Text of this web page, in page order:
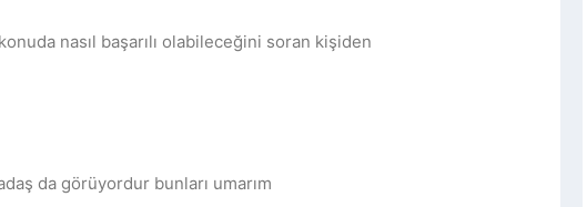
nasıl başarılı olabileceğini soran kişiden
da görüyordur bunları umarım